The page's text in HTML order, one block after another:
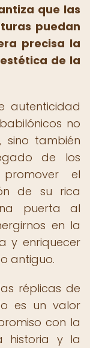
que las
puedan
precisa la
de la
autenticidad
no
también
de los
el
de su rica
puerta al
en la
y enriquecer
antiguo.
réplicas de
es un valor
con la
historia y la